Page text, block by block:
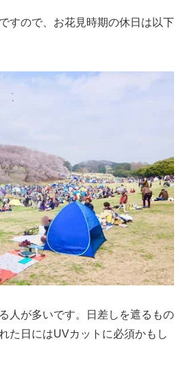
すので、お花見時期の休日は以下
人が多いです。日差しを遮るもの
た日にはUVカットに必須かもし